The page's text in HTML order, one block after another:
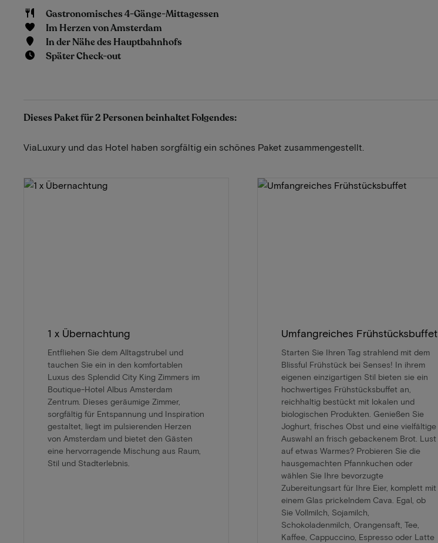
Gastronomisches 4-Gänge-Mittagessen
Im Herzen von Amsterdam
In der Nähe des Hauptbahnhofs
Später Check-out
Dieses Paket für 2 Personen beinhaltet Folgendes:
ViaLuxury und das Hotel haben sorgfältig ein schönes Paket zusammengestellt.
1 x Übernachtung
Entfliehen Sie dem Alltagstrubel und
tauchen Sie ein in den komfortablen
Luxus des Splendid City King Zimmers im
Boutique-Hotel Albus Amsterdam
Zentrum. Dieses geräumige Zimmer,
sorgfältig für Entspannung und Inspiration
gestaltet, liegt im pulsierenden Herzen
von Amsterdam und bietet den Gästen
eine hervorragende Mischung aus Raum,
Stil und Stadterlebnis.
Umfangreiches Frühstücksbuffet
Starten Sie Ihren Tag strahlend mit dem
Blissful Frühstück bei Senses! In ihrem
eigenen einzigartigen Stil bieten sie ein
hochwertiges Frühstücksbuffet an,
reichhaltig bestückt mit lokalen und
biologischen Produkten. Genießen Sie
Joghurt, frisches Obst und eine vielfältige
Auswahl an frisch gebackenem Brot. Lust
auf etwas Warmes? Probieren Sie die
hausgemachten Pfannkuchen oder
wählen Sie Ihre bevorzugte
Zubereitungsart für Ihre Eier, komplett mit
einem Glas prickelndem Cava. Egal, ob
Sie Vollmilch, Sojamilch,
Schokoladenmilch, Orangensaft, Tee,
Kaffee, Cappuccino, Espresso oder Latte